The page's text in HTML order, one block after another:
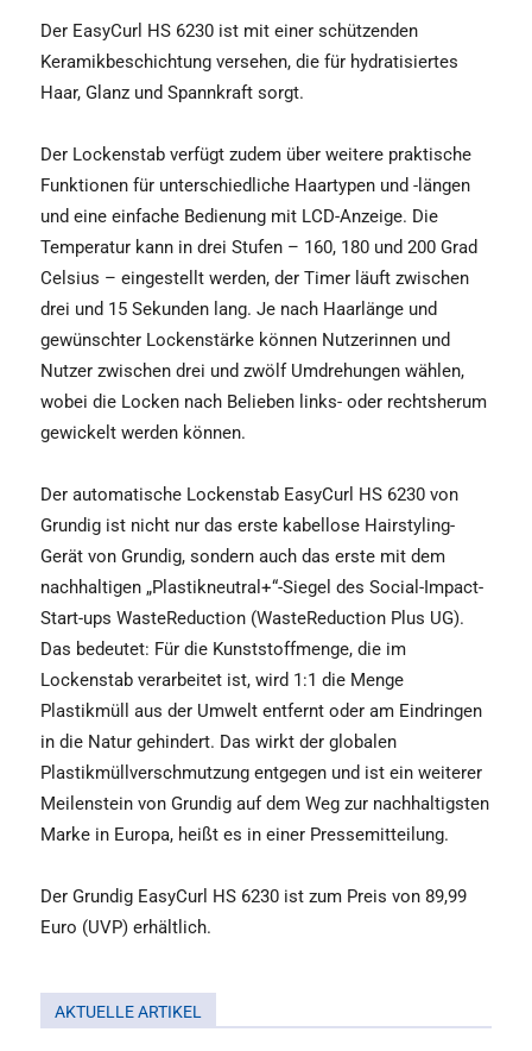
Der EasyCurl HS 6230 ist mit einer schützenden
Keramikbeschichtung versehen, die für hydratisiertes
Haar, Glanz und Spannkraft sorgt.
Der Lockenstab verfügt zudem über weitere praktische
Funktionen für unterschiedliche Haartypen und -längen
und eine einfache Bedienung mit LCD-Anzeige. Die
Temperatur kann in drei Stufen – 160, 180 und 200 Grad
Celsius – eingestellt werden, der Timer läuft zwischen
drei und 15 Sekunden lang. Je nach Haarlänge und
gewünschter Lockenstärke können Nutzerinnen und
Nutzer zwischen drei und zwölf Umdrehungen wählen,
wobei die Locken nach Belieben links- oder rechtsherum
gewickelt werden können.
Der automatische Lockenstab EasyCurl HS 6230 von
Grundig ist nicht nur das erste kabellose Hairstyling-
Gerät von Grundig, sondern auch das erste mit dem
nachhaltigen „Plastikneutral+“-Siegel des Social-Impact-
Start-ups WasteReduction (WasteReduction Plus UG).
Das bedeutet: Für die Kunststoffmenge, die im
Lockenstab verarbeitet ist, wird 1:1 die Menge
Plastikmüll aus der Umwelt entfernt oder am Eindringen
in die Natur gehindert. Das wirkt der globalen
Plastikmüllverschmutzung entgegen und ist ein weiterer
Meilenstein von Grundig auf dem Weg zur nachhaltigsten
Marke in Europa, heißt es in einer Pressemitteilung.
Der Grundig EasyCurl HS 6230 ist zum Preis von 89,99
Euro (UVP) erhältlich.
AKTUELLE ARTIKEL